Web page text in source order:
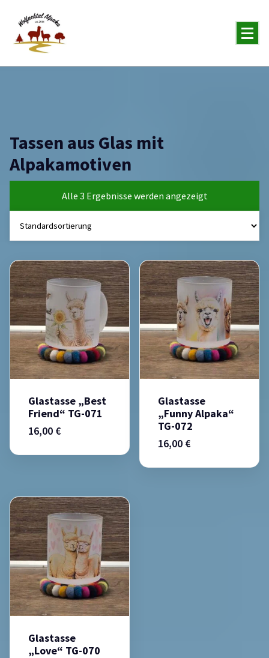
Tassen aus Glas mit
Alpakamotiven
Alle 3 Ergebnisse werden angezeigt
Glastasse „Best
Friend“ TG-071
16,00 €
Glastasse
„Funny Alpaka“
TG-072
16,00 €
Glastasse
„Love“ TG-070